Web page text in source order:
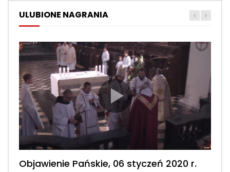
ULUBIONE NAGRANIA
Objawienie Pańskie, 06 styczeń 2020 r.
Msza św. konwentualna, 2 luty 2020 r.
Msza św. konwentualna, 23 luty 2020 r.
Msza św. konwentualna, 2 maj 2020 r.
Msza św. konwentualna, 26 kwiecień